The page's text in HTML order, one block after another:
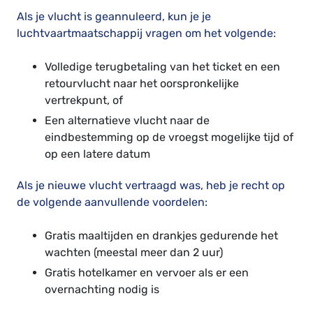
Als je vlucht is geannuleerd, kun je je
luchtvaartmaatschappij vragen om het volgende:
Volledige terugbetaling van het ticket en een
retourvlucht naar het oorspronkelijke
vertrekpunt, of
Een alternatieve vlucht naar de
eindbestemming op de vroegst mogelijke tijd of
op een latere datum
Als je nieuwe vlucht vertraagd was, heb je recht op
de volgende aanvullende voordelen:
Gratis maaltijden en drankjes gedurende het
wachten (meestal meer dan 2 uur)
Gratis hotelkamer en vervoer als er een
overnachting nodig is